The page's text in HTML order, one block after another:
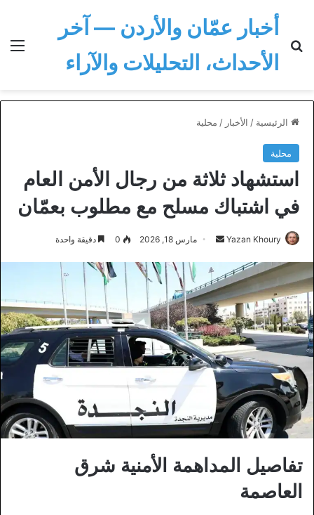
أخبار عمّان والأردن — آخر
الأحداث، التحليلات والآراء
الرئيسية / الأخبار / محلية
محلية
استشهاد ثلاثة من رجال الأمن العام
في اشتباك مسلح مع مطلوب بعمّان
Yazan Khoury
أرسل
إلكترونيا
مارس 18, 2026 0 دقيقة واحدة
تفاصيل المداهمة الأمنية شرق
العاصمة